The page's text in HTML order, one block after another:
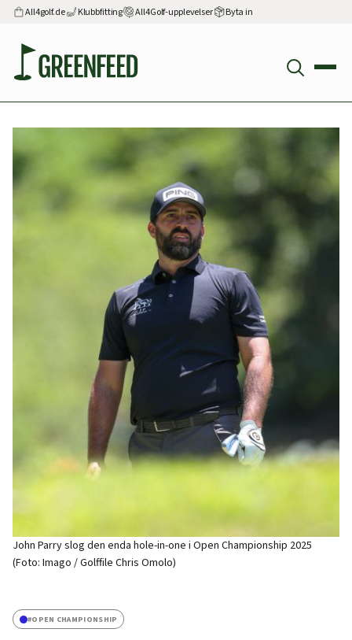
All4golf.de Klubbfitting All4Golf-upplevelser Byta in
John Parry slog den enda hole-in-one i Open Championship 2025
(Foto: Imago / Golffile Chris Omolo)
#OPEN CHAMPIONSHIP